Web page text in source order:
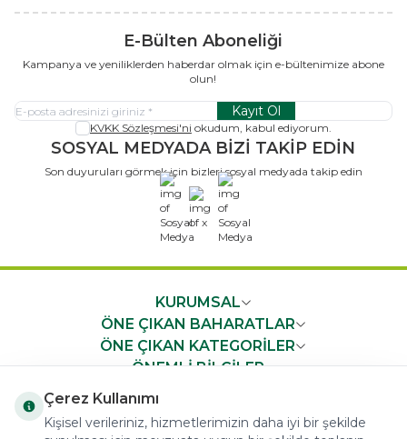
E-Bülten Aboneliği
Kampanya ve yeniliklerden haberdar olmak için e-bültenimize abone
olun!
Kayıt Ol
KVKK Sözleşmesi'ni okudum, kabul ediyorum.
SOSYAL MEDYADA BİZİ TAKİP EDİN
Son duyuruları görmek için bizleri sosyal medyada takip edin
x
KURUMSAL
ÖNE ÇIKAN BAHARATLAR
ÖNE ÇIKAN KATEGORİLER
ÖNEMLİ BİLGİLER
Çerez Kullanımı
Kişisel verileriniz, hizmetlerimizin daha iyi bir şekilde